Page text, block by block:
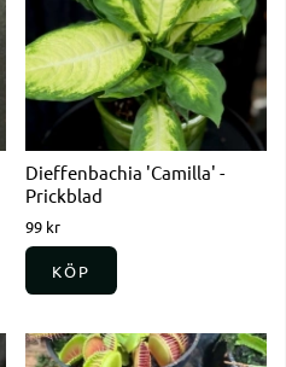
Dieffenbachia 'Camilla' -
Prickblad
99 kr
KÖP